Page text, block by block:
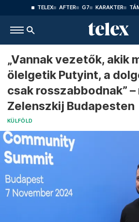
TELEX AFTER G7 KARAKTER
„Vannak vezetők, akik
ölelgetik Putyint, a
csak rosszabbodnak”
Zelenszkij Budapesten
KÜLFÖLD